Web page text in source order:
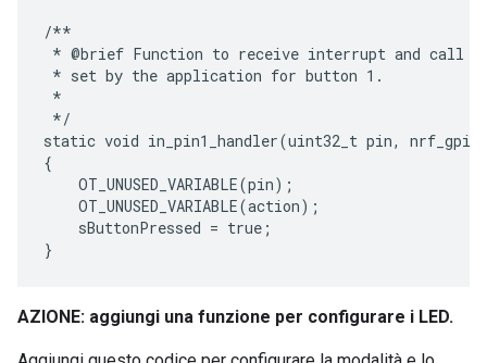
/**
* @brief Function to receive interrupt and call
* set by the application for button 1.
*
*/
static void in_pin1_handler(uint32_t pin,
{
    OT_UNUSED_VARIABLE(pin);
    OT_UNUSED_VARIABLE(action);
    sButtonPressed = true;
AZIONE: aggiungi una funzione per configurare i LED.